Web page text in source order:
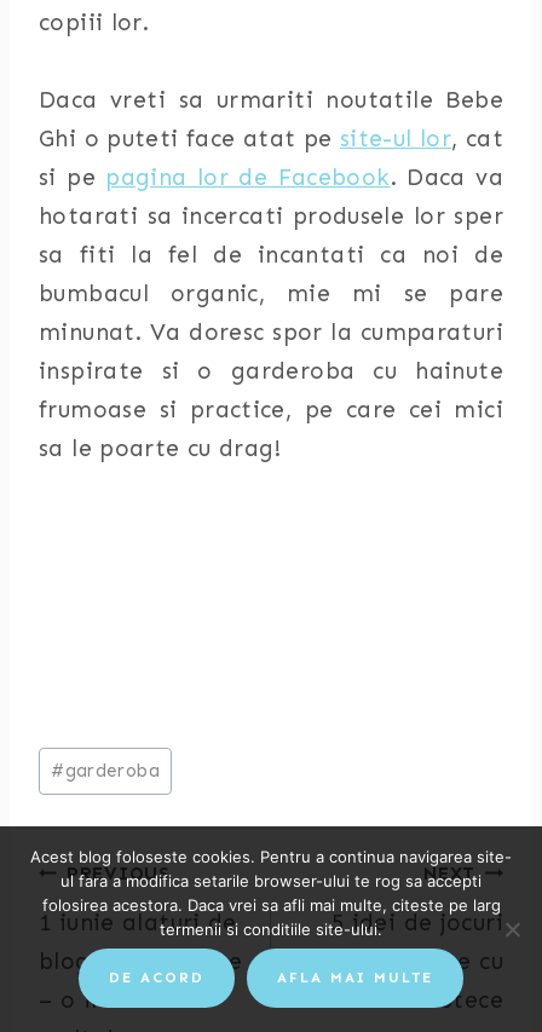
copiii lor.
Daca vreti sa urmariti noutatile Bebe
Ghi o puteti face atat pe site-ul lor, cat
si pe pagina lor de Facebook. Daca va
hotarati sa incercati produsele lor sper
sa fiti la fel de incantati ca noi de
bumbacul organic, mie mi se pare
minunat. Va doresc spor la cumparaturi
inspirate si o garderoba cu hainute
frumoase si practice, pe care cei mici
sa le poarte cu drag!
Post
Tags:
#garderoba
Post
navigation
PREVIOUS
1 iunie alaturi de
bloggerite mame
– o invitatie cu
NEXT
5 idei de jocuri
dragute cu
scutece
Acest blog foloseste cookies. Pentru a continua navigarea site-
ul fara a modifica setarile browser-ului te rog sa accepti
folosirea acestora. Daca vrei sa afli mai multe, citeste pe larg
termenii si conditiile site-ului.
DE ACORD AFLA MAI MULTE